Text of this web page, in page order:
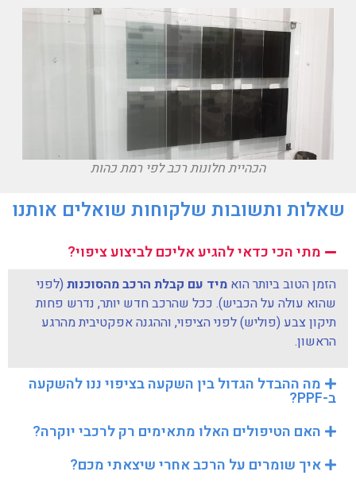
הכהיית חלונות רכב לפי רמת כהות
שאלות ותשובות שלקוחות שואלים אותנו
מתי הכי כדאי להגיע אליכם לביצוע ציפוי?
הזמן הטוב ביותר הוא מיד עם קבלת הרכב מהסוכנות (לפני
שהוא עולה על הכביש). ככל שהרכב חדש יותר, נדרש פחות
תיקון צבע (פוליש) לפני הציפוי, וההגנה אפקטיבית מהרגע
הראשון.
מה ההבדל הגדול בין השקעה בציפוי ננו להשקעה
ב-PPF?
האם הטיפולים האלו מתאימים רק לרכבי יוקרה?
איך שומרים על הרכב אחרי שיצאתי מכם?